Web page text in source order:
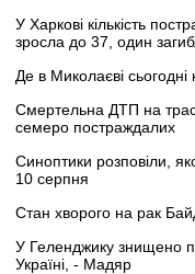
У Харкові кількість
зросла до 37, один
Де в Миколаєві
Смертельна ДТП на
семеро постраждалих
Синоптики розповіли,
10 серпня
Стан хворого на рак
У Геленджику знищено
Україні, - Мадяр